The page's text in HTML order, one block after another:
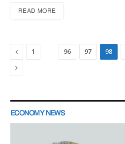
READ MORE
Previous
1 … 96 97 98
Next
ECONOMY NEWS